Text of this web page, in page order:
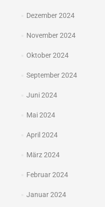
Dezember 2024
November 2024
Oktober 2024
September 2024
Juni 2024
Mai 2024
April 2024
März 2024
Februar 2024
Januar 2024